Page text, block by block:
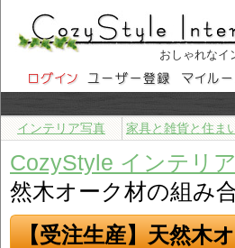
おしゃれなイ
インテリア写真 家具と雑貨と住ま
CozyStyle インテリア
然木オーク材の組み
【受注生産】天然木